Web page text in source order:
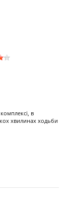
в
хвилинах ходьби